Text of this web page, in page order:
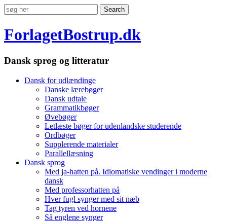
ForlagetBostrup.dk
Dansk sprog og litteratur
Dansk for udlændinge
Danske lærebøger
Dansk udtale
Grammatikbøger
Øvebøger
Letlæste bøger for udenlandske studerende
Ordbøger
Supplerende materialer
Parallellæsning
Dansk sprog
Med ja-hatten på. Idiomatiske vendinger i moderne
dansk
Med professorhatten på
Hver fugl synger med sit næb
Tag tyren ved hornene
Så englene synger